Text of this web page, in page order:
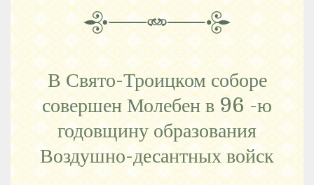
В Свято-Троицком соборе
совершен Молебен в 96 -ю
годовщину образования
Воздушно-десантных войск